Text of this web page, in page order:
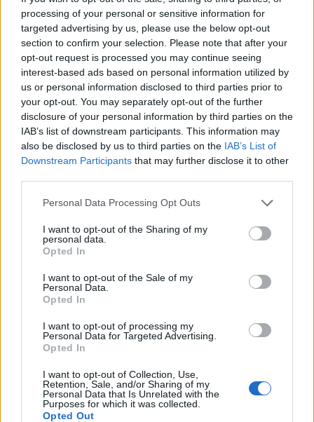
processing of your personal or sensitive information for
targeted advertising by us, please use the below opt-out
section to confirm your selection. Please note that after your
opt-out request is processed you may continue seeing
interest-based ads based on personal information utilized by
us or personal information disclosed to third parties prior to
your opt-out. You may separately opt-out of the further
disclosure of your personal information by third parties on the
IAB’s list of downstream participants. This information may
also be disclosed by us to third parties on the IAB’s List of
Downstream Participants that may further disclose it to other
Personal Data Processing Opt Outs
I want to opt-out of the Sharing of my
personal data.
Opted In
I want to opt-out of the Sale of my
Personal Data.
Opted In
I want to opt-out of processing my
Personal Data for Targeted Advertising.
Opted In
I want to opt-out of Collection, Use,
Retention, Sale, and/or Sharing of my
Personal Data that Is Unrelated with the
Purposes for which it was collected.
Opted Out
Με Λιθουανία στον προημιτελικό του Ευρωπαϊκού Β' κατ. η Εθνική
Νεανίδων
Αλέξης Γιαννούλιας: Υποψήφιος
παίκτης του Πανιώνιου
τίμημα για το 60% του
Στρατηγική συνεργασία με τη Motor Oil
ΔΕΗ: Ισχυρή ανάπτυξη στο α΄
προσαρμοσμένο EBITDA στα 1,2
δισ. ευρώ
TV: Η σκακιέρα της νέας σεζόν